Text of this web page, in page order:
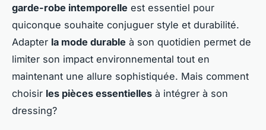
garde-robe intemporelle est essentiel pour
quiconque souhaite conjuguer style et durabilité.
Adapter la mode durable à son quotidien permet de
limiter son impact environnemental tout en
maintenant une allure sophistiquée. Mais comment
choisir les pièces essentielles à intégrer à son
dressing?